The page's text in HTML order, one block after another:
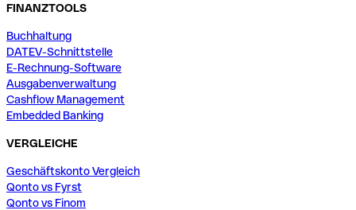
FINANZTOOLS
Buchhaltung
DATEV-Schnittstelle
E-Rechnung-Software
Ausgabenverwaltung
Cashflow Management
Embedded Banking
VERGLEICHE
Geschäftskonto Vergleich
Qonto vs Fyrst
Qonto vs Finom